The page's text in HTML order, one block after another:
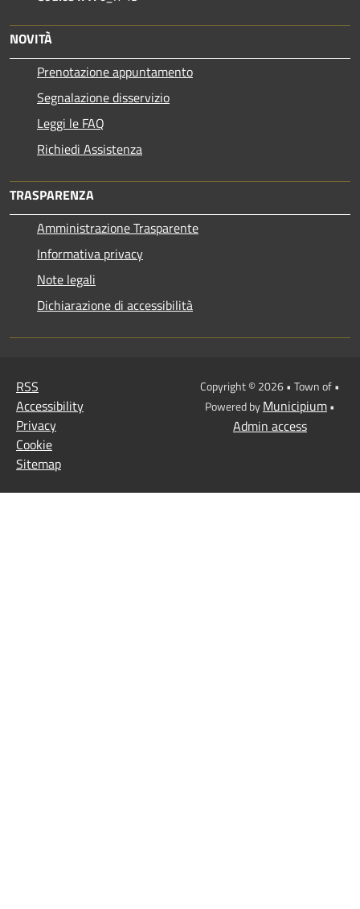
NOVITÀ
Prenotazione appuntamento
Segnalazione disservizio
Leggi le FAQ
Richiedi Assistenza
TRASPARENZA
Amministrazione Trasparente
Informativa privacy
Note legali
Dichiarazione di accessibilità
RSS
Accessibility
Privacy
Cookie
Sitemap
Copyright © 2026 • Town of •
Powered byMunicipium•
Admin access